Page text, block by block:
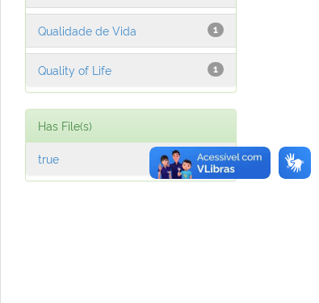
1
Qualidade de Vida
1
Quality of Life
Has File(s)
1
true